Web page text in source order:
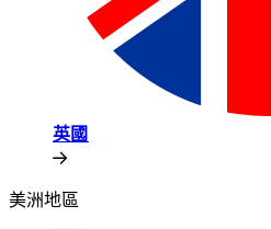
英國​​
美洲地區​​